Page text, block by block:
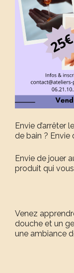
Envie d’arrêter
de bain ? Envie
Envie de jouer
produit qui
Venez
douche et un
une ambiance